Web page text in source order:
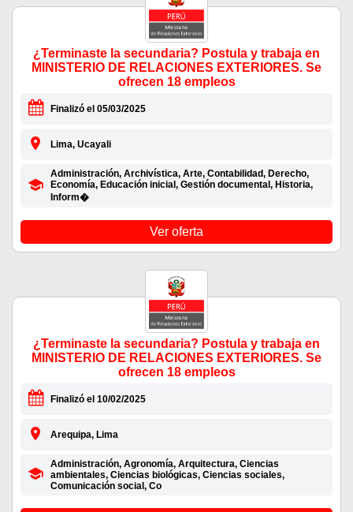
¿Terminaste la secundaria? Postula y trabaja en
MINISTERIO DE RELACIONES EXTERIORES. Se
ofrecen 18 empleos
Finalizó el 05/03/2025
Lima, Ucayali
Administración, Archivística, Arte, Contabilidad, Derecho,
Economía, Educación inicial, Gestión documental, Historia,
Inform�
Ver oferta
¿Terminaste la secundaria? Postula y trabaja en
MINISTERIO DE RELACIONES EXTERIORES. Se
ofrecen 18 empleos
Finalizó el 10/02/2025
Arequipa, Lima
Administración, Agronomía, Arquitectura, Ciencias
ambientales, Ciencias biológicas, Ciencias sociales,
Comunicación social, Co